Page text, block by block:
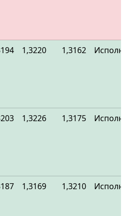
1,3220 1,3162
1,3226 1,3175
1,3169 1,3210